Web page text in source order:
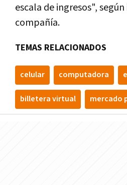
escala de ingresos",
compañía.
TEMAS RELACIONADOS
celular computadora
billetera virtual mercado